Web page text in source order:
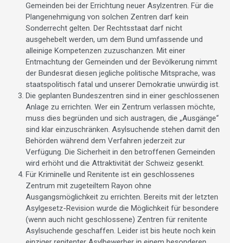
Gemeinden bei der Errichtung neuer Asylzentren. Für die
Plangenehmigung von solchen Zentren darf kein
Sonderrecht gelten. Der Rechtsstaat darf nicht
ausgehebelt werden, um dem Bund umfassende und
alleinige Kompetenzen zuzuschanzen. Mit einer
Entmachtung der Gemeinden und der Bevölkerung nimmt
der Bundesrat diesen jegliche politische Mitsprache, was
staatspolitisch fatal und unserer Demokratie unwürdig ist.
Die geplanten Bundeszentren sind in einer geschlossenen
Anlage zu errichten. Wer ein Zentrum verlassen möchte,
muss dies begründen und sich austragen, die „Ausgänge“
sind klar einzuschränken. Asylsuchende stehen damit den
Behörden während dem Verfahren jederzeit zur
Verfügung. Die Sicherheit in den betroffenen Gemeinden
wird erhöht und die Attraktivität der Schweiz gesenkt.
Für Kriminelle und Renitente ist ein geschlossenes
Zentrum mit zugeteiltem Rayon ohne
Ausgangsmöglichkeit zu errichten. Bereits mit der letzten
Asylgesetz-Revision wurde die Möglichkeit für besondere
(wenn auch nicht geschlossene) Zentren für renitente
Asylsuchende geschaffen. Leider ist bis heute noch kein